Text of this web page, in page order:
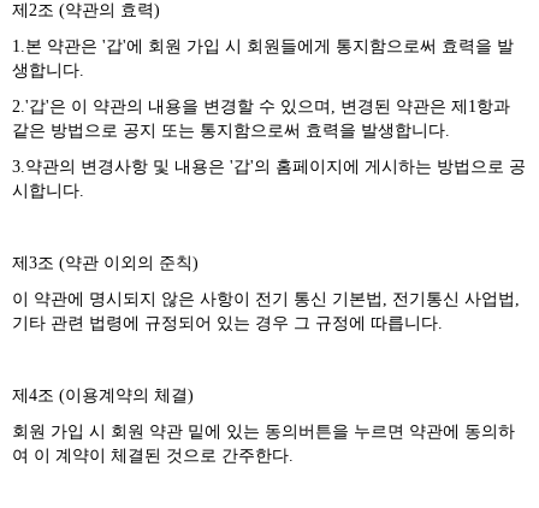
제2조 (약관의 효력)
1.본 약관은 '갑'에 회원 가입 시 회원들에게 통지함으로써 효력을 발
생합니다.
2.'갑'은 이 약관의 내용을 변경할 수 있으며, 변경된 약관은 제1항과
같은 방법으로 공지 또는 통지함으로써 효력을 발생합니다.
3.약관의 변경사항 및 내용은 '갑'의 홈페이지에 게시하는 방법으로 공
시합니다.
제3조 (약관 이외의 준칙)
이 약관에 명시되지 않은 사항이 전기 통신 기본법, 전기통신 사업법,
기타 관련 법령에 규정되어 있는 경우 그 규정에 따릅니다.
제4조 (이용계약의 체결)
회원 가입 시 회원 약관 밑에 있는 동의버튼을 누르면 약관에 동의하
여 이 계약이 체결된 것으로 간주한다.